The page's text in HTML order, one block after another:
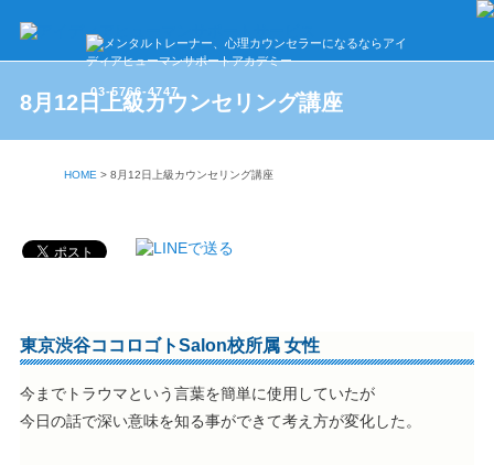
03-5766-4747
8月12日上級カウンセリング講座
HOME > 8月12日上級カウンセリング講座
東京渋谷ココロゴトSalon校所属 女性
今までトラウマという言葉を簡単に使用していたが
今日の話で深い意味を知る事ができて考え方が変化した。